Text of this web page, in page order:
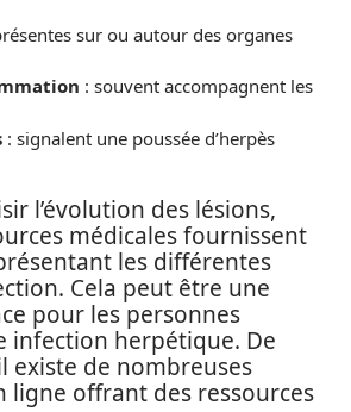
sur ou autour des organes
: souvent accompagnent les
: signalent une poussée d’herpès
l’évolution des lésions,
médicales fournissent
les différentes
Cela peut être une
pour les personnes
infection herpétique. De
existe de nombreuses
ligne offrant des ressources